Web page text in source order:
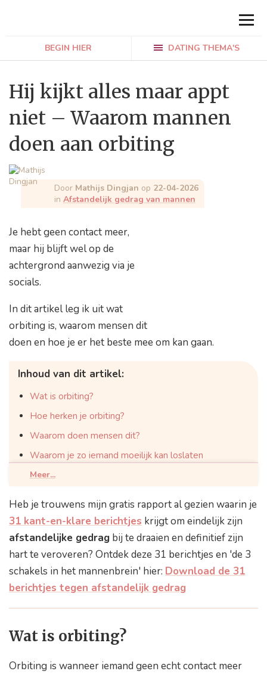
BEGIN HIER DATING THEMA'S
Hij kijkt alles maar appt
niet – Waarom mannen
doen aan orbiting
Door Mathijs Dingjan op 22-04-2026
in Afstandelijk gedrag van mannen
Je hebt geen contact meer,
maar hij blijft wel op de
achtergrond aanwezig via je
socials.
In dit artikel leg ik uit wat
orbiting is, waarom mensen dit
doen en hoe je er het beste mee om kan gaan.
Inhoud van dit artikel:
Wat is orbiting?
Hoe herken je orbiting?
Waarom doen mensen dit?
Waarom je zo iemand moeilijk kan loslaten
Zo ga je er het beste mee om
Meer...
Heb je trouwens mijn gratis rapport al gezien waarin je
31 kant-en-klare berichtjes krijgt om eindelijk zijn
afstandelijke gedrag bij te draaien en definitief zijn
hart te veroveren? Ontdek deze 31 berichtjes en 'de 3
schakels in het mannenbrein' hier: Download de 31
berichtjes tegen afstandelijk gedrag
Wat is orbiting?
Orbiting is wanneer iemand geen echt contact meer